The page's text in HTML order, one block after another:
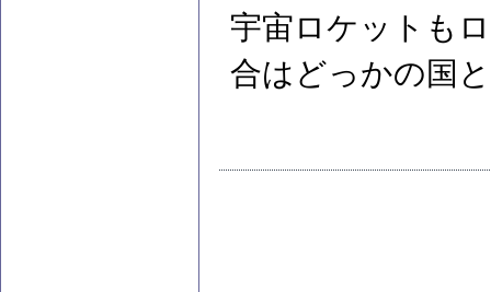
宇宙ロケットも
合はどっかの国